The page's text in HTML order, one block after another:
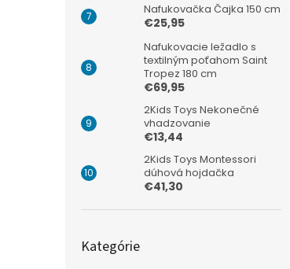
Nafukovačka Čajka 150 cm
€25,95
Nafukovacie ležadlo s
textilným poťahom Saint
Tropez 180 cm
€69,95
2Kids Toys Nekonečné
vhadzovanie
€13,44
2Kids Toys Montessori
dúhová hojdačka
€41,30
kategórie
Kategórie